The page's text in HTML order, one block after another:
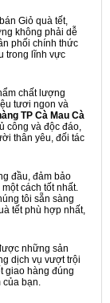
Giỏ quà tết,
không phải dễ
phối chính thức
trong lĩnh vực
chất lượng
tươi ngon và
TP Cà Mau Cà
công và độc đáo,
thân yêu, đối tác
đầu, đảm bảo
cách tốt nhất.
tôi sẵn sàng
tết phù hợp nhất,
những sản
dịch vụ vượt trội
giao hàng đúng
của bạn.